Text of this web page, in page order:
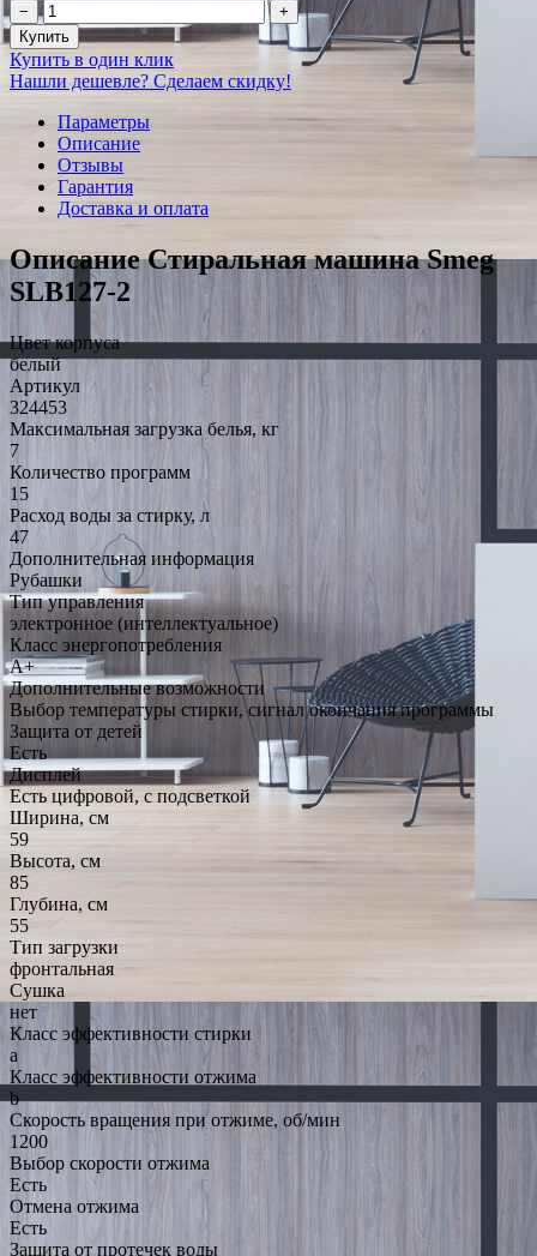
−
+
Купить
Купить в один клик
Нашли дешевле? Сделаем скидку!
Параметры
Описание
Отзывы
Гарантия
Доставка и оплата
Описание Стиральная машина Smeg
SLB127-2
Цвет корпуса
белый
Артикул
324453
Максимальная загрузка белья, кг
7
Количество программ
15
Расход воды за стирку, л
47
Дополнительная информация
Рубашки
Тип управления
электронное (интеллектуальное)
Класс энергопотребления
A+
Дополнительные возможности
Выбор температуры стирки, сигнал окончания программы
Защита от детей
Есть
Дисплей
Есть цифровой, с подсветкой
Ширина, см
59
Высота, см
85
Глубина, см
55
Тип загрузки
фронтальная
Сушка
нет
Класс эффективности стирки
a
Класс эффективности отжима
b
Скорость вращения при отжиме, об/мин
1200
Выбор скорости отжима
Есть
Отмена отжима
Есть
Защита от протечек воды